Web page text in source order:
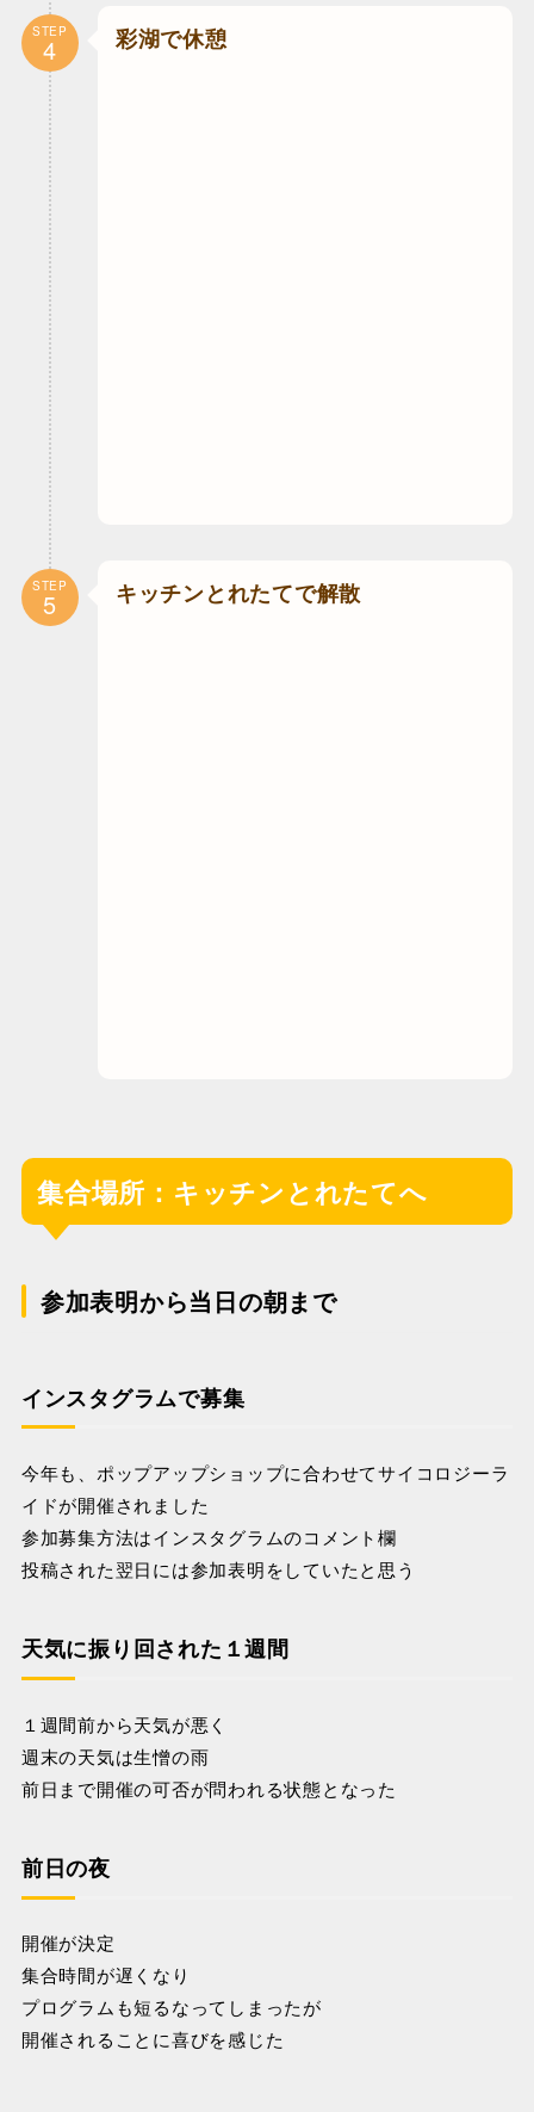
STEP
4 彩湖で休憩
STEP
5 キッチンとれたてで解散
集合場所：キッチンとれたてへ
参加表明から当日の朝まで
インスタグラムで募集
今年も、ポップアップショップに合わせてサイコロジーラ
イドが開催されました
参加募集方法はインスタグラムのコメント欄
投稿された翌日には参加表明をしていたと思う
天気に振り回された１週間
１週間前から天気が悪く
週末の天気は生憎の雨
前日まで開催の可否が問われる状態となった
前日の夜
開催が決定
集合時間が遅くなり
プログラムも短るなってしまったが
開催されることに喜びを感じた